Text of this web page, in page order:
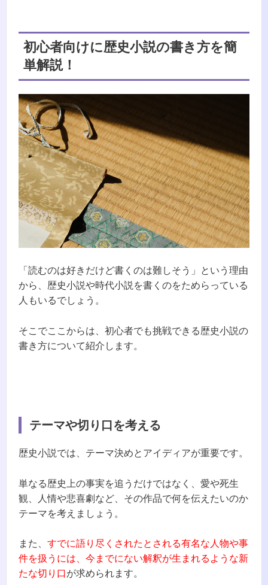
初心者向けに歴史小説の書き方を簡
単解説！
「読むのは好きだけど書くのは難しそう」という理由
から、歴史小説や時代小説を書くのをためらっている
人もいるでしょう。
そこでここからは、初心者でも挑戦できる歴史小説の
書き方について紹介します。
テーマや切り口を考える
歴史小説では、テーマ決めとアイディアが重要です。
単なる歴史上の事実を追うだけではなく、愛や死生
観、人情や悲喜劇など、その作品で何を伝えたいのか
テーマを考えましょう。
また、 すでに語り尽くされたとされる有名な人物や事
件を扱うには、今までにない解釈が生まれるような新
たな切り口 が求められます。